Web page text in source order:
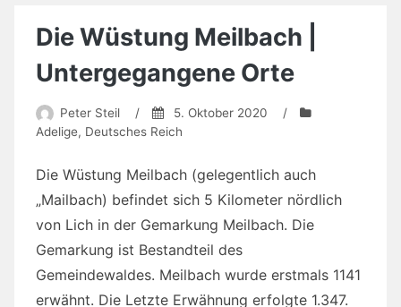
Die Wüstung Meilbach |
Untergegangene Orte
Peter Steil / 5. Oktober 2020
/
Adelige, Deutsches Reich
Die Wüstung Meilbach (gelegentlich auch
„Mailbach) befindet sich 5 Kilometer nördlich
von Lich in der Gemarkung Meilbach. Die
Gemarkung ist Bestandteil des
Gemeindewaldes. Meilbach wurde erstmals 1141
erwähnt. Die Letzte Erwähnung erfolgte 1.347.